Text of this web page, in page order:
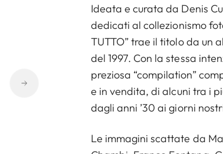
Ideata e curata da Denis
dedicati al collezionismo
TUTTO” trae il titolo da un
del 1997. Con la stessa
preziosa “compilation”
e in vendita, di alcuni tra i
dagli anni ’30 ai giorni
Le immagini scattate da